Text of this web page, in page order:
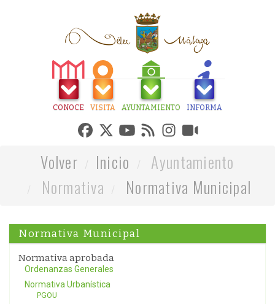
CONOCE VISITA AYUNTAMIENTO INFORMA
Volver Inicio
Ayuntamiento
Normativa
Normativa Municipal
Normativa Municipal
Normativa aprobada
Ordenanzas Generales
Normativa Urbanística
PGOU